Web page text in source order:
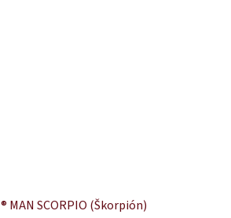
MAN SCORPIO (Škorpión)